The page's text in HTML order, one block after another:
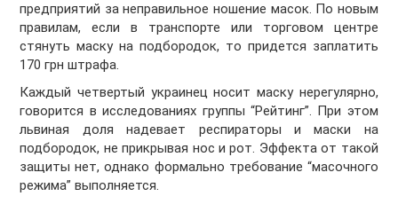
предприятий за неправильное ношение масок. По новым
правилам, если в транспорте или торговом центре
стянуть маску на подбородок, то придется заплатить
170 грн штрафа.
Каждый четвертый украинец носит маску нерегулярно,
говорится в исследованиях группы “Рейтинг”. При этом
львиная доля надевает респираторы и маски на
подбородок, не прикрывая нос и рот. Эффекта от такой
защиты нет, однако формально требование “масочного
режима” выполняется.